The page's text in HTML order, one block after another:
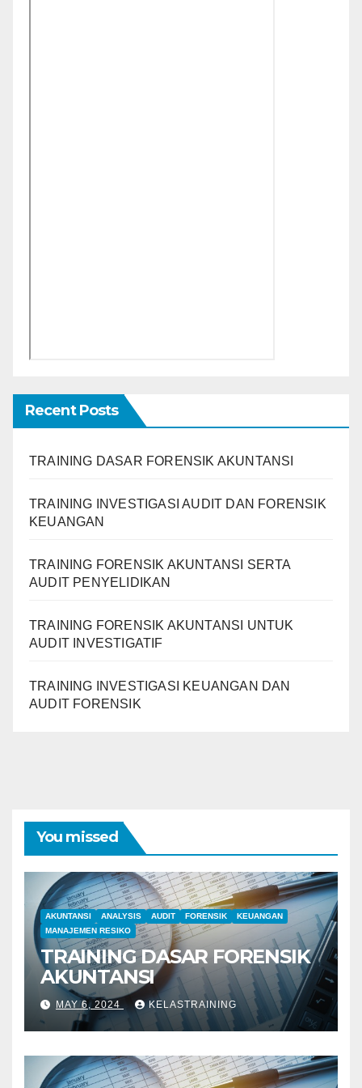
Recent Posts
TRAINING DASAR FORENSIK AKUNTANSI
TRAINING INVESTIGASI AUDIT DAN FORENSIK
KEUANGAN
TRAINING FORENSIK AKUNTANSI SERTA
AUDIT PENYELIDIKAN
TRAINING FORENSIK AKUNTANSI UNTUK
AUDIT INVESTIGATIF
TRAINING INVESTIGASI KEUANGAN DAN
AUDIT FORENSIK
You missed
AKUNTANSI ANALYSIS AUDIT FORENSIK
KEUANGAN
MANAJEMEN RESIKO
TRAINING DASAR FORENSIK
AKUNTANSI
MAY 6, 2024 KELASTRAINING